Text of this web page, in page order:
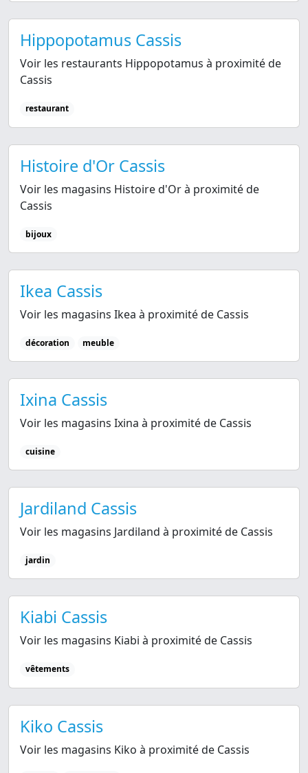
Hippopotamus Cassis
Voir les restaurants Hippopotamus à proximité de
Cassis
restaurant
Histoire d'Or Cassis
Voir les magasins Histoire d'Or à proximité de
Cassis
bijoux
Ikea Cassis
Voir les magasins Ikea à proximité de Cassis
décoration meuble
Ixina Cassis
Voir les magasins Ixina à proximité de Cassis
cuisine
Jardiland Cassis
Voir les magasins Jardiland à proximité de Cassis
jardin
Kiabi Cassis
Voir les magasins Kiabi à proximité de Cassis
vêtements
Kiko Cassis
Voir les magasins Kiko à proximité de Cassis